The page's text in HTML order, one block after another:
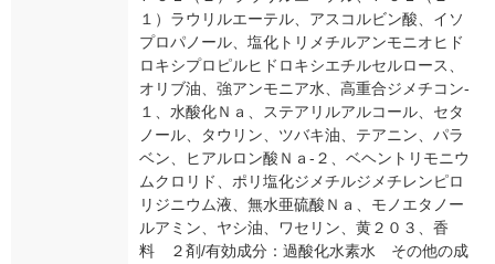
１）ラウリルエーテル、アスコルビン酸、イソ
プロパノール、塩化トリメチルアンモニオヒド
ロキシプロピルヒドロキシエチルセルロース、
オリブ油、強アンモニア水、高重合ジメチコン-
１、水酸化Ｎａ、ステアリルアルコール、セタ
ノール、タウリン、ツバキ油、テアニン、パラ
ベン、ヒアルロン酸Ｎａ-２、ベヘントリモニウ
ムクロリド、ポリ塩化ジメチルジメチレンピロ
リジニウム液、無水亜硫酸Ｎａ、モノエタノー
ルアミン、ヤシ油、ワセリン、黄２０３、香
料 ２剤/有効成分：過酸化水素水 その他の成